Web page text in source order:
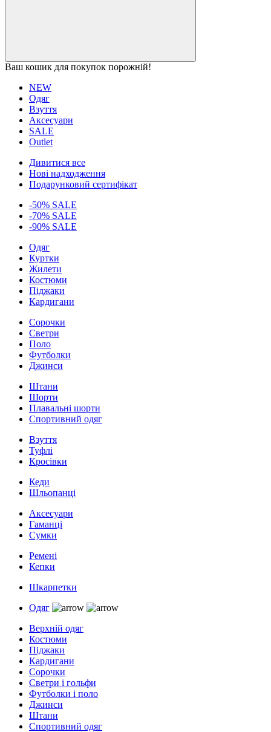
Ваш кошик для покупок порожній!
NEW
Одяг
Взуття
Аксесуари
SALE
Outlet
Дивитися все
Нові надходження
Подарунковий сертифікат
-50% SALE
-70% SALE
-90% SALE
Одяг
Куртки
Жилети
Костюми
Піджаки
Кардигани
Сорочки
Светри
Поло
Футболки
Джинси
Штани
Шорти
Плавальні шорти
Спортивний одяг
Взуття
Туфлі
Кросівки
Кеди
Шльопанці
Аксесуари
Гаманці
Сумки
Ремені
Кепки
Шкарпетки
Одяг
Верхній одяг
Костюми
Піджаки
Кардигани
Сорочки
Светри і гольфи
Футболки і поло
Джинси
Штани
Спортивний одяг